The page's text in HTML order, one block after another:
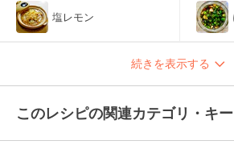
塩レモン
続きを表示する
このレシピの関連カテゴリ・キ